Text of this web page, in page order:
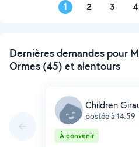
1 2 3 4
Dernières demandes pour
Ormes (45) et alentours
Children
postée à 14:59
À convenir